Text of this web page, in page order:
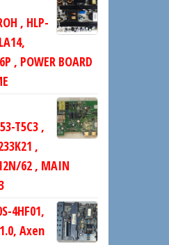
, HLP-
, POWER BOARD
T5C3 ,
,
62 , MAIN
4HF01,
Axen